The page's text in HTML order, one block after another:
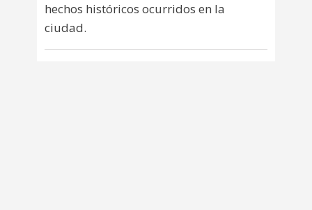
hechos históricos ocurridos en la
ciudad.